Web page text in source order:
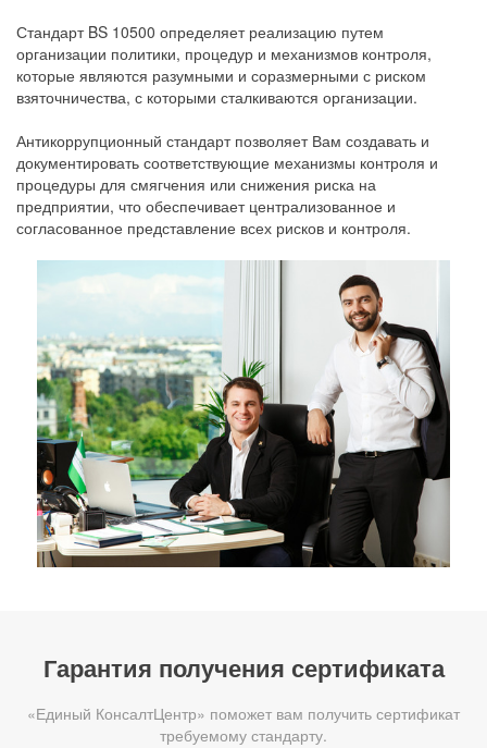
Стандарт BS 10500 определяет реализацию путем
организации политики, процедур и механизмов контроля,
которые являются разумными и соразмерными с риском
взяточничества, с которыми сталкиваются организации.
Антикоррупционный стандарт позволяет Вам создавать и
документировать соответствующие механизмы контроля и
процедуры для смягчения или снижения риска на
предприятии, что обеспечивает централизованное и
согласованное представление всех рисков и контроля.
Гарантия получения сертификата
«Единый КонсалтЦентр» поможет вам получить сертификат
требуемому стандарту.